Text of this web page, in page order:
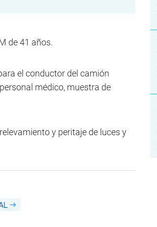
de 41 años.
el conductor del camión
médico, muestra de
y peritaje de luces y